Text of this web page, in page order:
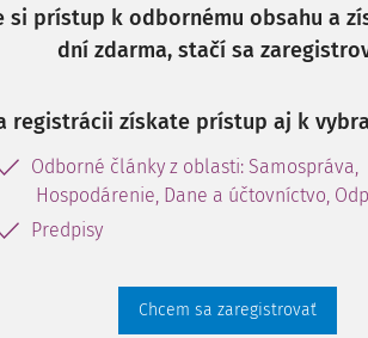
si prístup k odbornému obsahu a
dní zdarma, stačí sa
registrácii získate prístup aj k
Odborné články z oblasti: Samospráva,
Hospodárenie, Dane a účtovníctvo,
Predpisy
Chcem sa zaregistrovať